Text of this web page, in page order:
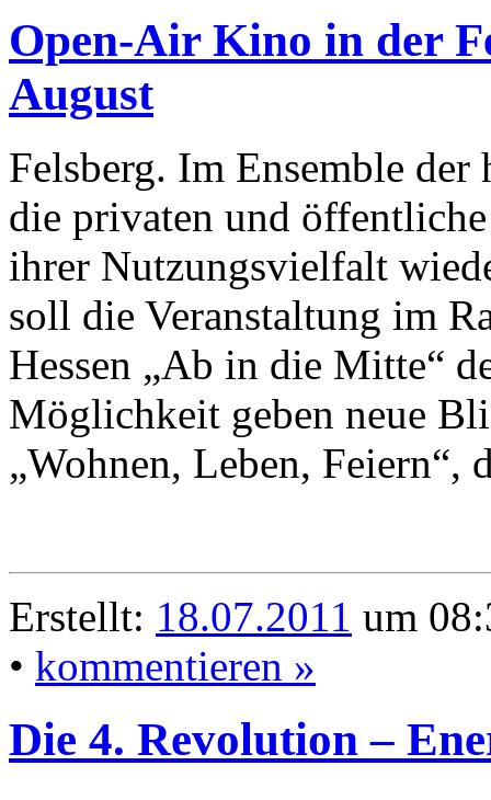
Open-Air Kino in der
August
Felsberg. Im Ensemble der
die privaten und
ihrer Nutzungsvielfalt
soll die Veranstaltung im
Hessen „Ab in die Mitte“
Möglichkeit geben neue
„Wohnen, Leben,
Erstellt: 18.07.2011 um
• kommentieren »
Die 4. Revolution –